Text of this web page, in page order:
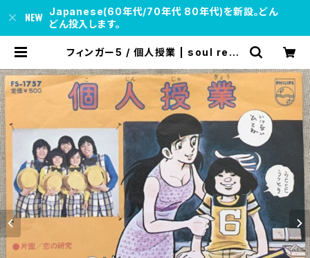
Japanese(60年代/70年代 80年代)を新設。どん
どん投入します。
フィンガー5 / 個人授業 | soul resp